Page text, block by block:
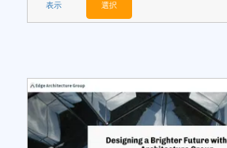
表示 選択